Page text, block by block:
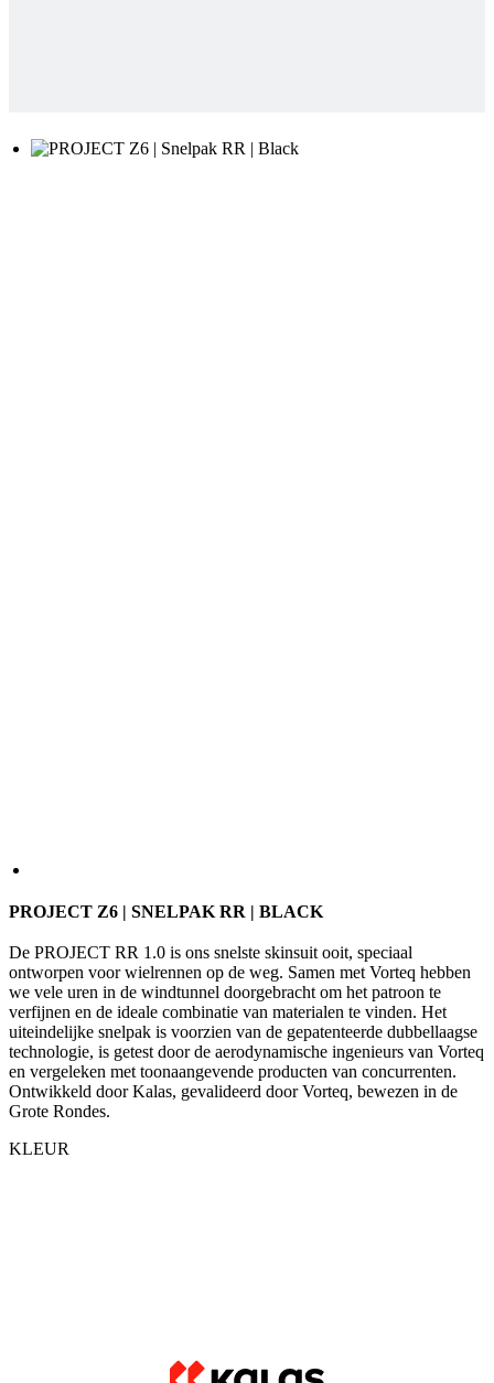
ontworpen voor wielrennen op de weg. Samen met Vorteq hebben
verfijnen en de ideale combinatie van materialen te vinden. Het
technologie, is getest door de aerodynamische ingenieurs van Vorteq
en vergeleken met toonaangevende producten van concurrenten.
Ontwikkeld door Kalas, gevalideerd door Vorteq, bewezen in de
Grote Rondes.
KLEUR